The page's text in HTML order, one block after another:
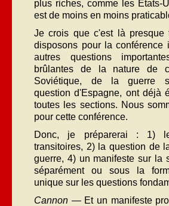
plus riches, comme les Etats-
est de moins en moins
Je crois que c'est là presque
disposons pour la conférence
autres questions
brûlantes de la nature de
Soviétique, de la guerre
question d'Espagne, ont déjà
toutes les sections. Nous
pour cette conférence.
Donc, je préparerai : 1)
transitoires, 2) la question de
guerre, 4) un manifeste sur la
séparément ou sous la
unique sur les questions
Cannon — Et un manifeste